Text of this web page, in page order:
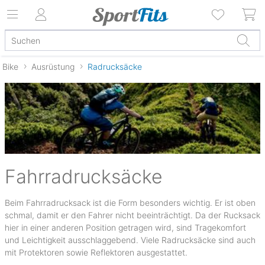
Bike Ausrüstung Radrucksäcke
Fahrradrucksäcke
Beim Fahrradrucksack ist die Form besonders wichtig. Er ist oben
schmal, damit er den Fahrer nicht beeinträchtigt. Da der Rucksack
hier in einer anderen Position getragen wird, sind Tragekomfort
und Leichtigkeit ausschlaggebend. Viele Radrucksäcke sind auch
mit Protektoren sowie Reflektoren ausgestattet.